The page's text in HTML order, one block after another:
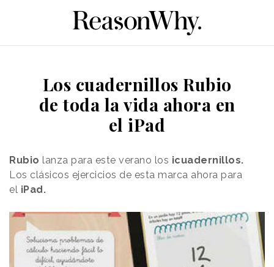
Los cuadernillos Rubio
de toda la vida ahora en
el iPad
Rubio lanza para este verano los icuadernillos.
L os clásicos ejercicios de esta marca ahora para
el iPad.